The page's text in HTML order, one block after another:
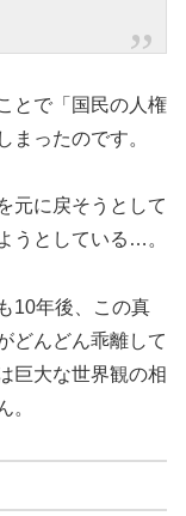
とで「国民の人権
まったのです。
元に戻そうとして
うとしている…。
10年後、この真
どんどん乖離して
巨大な世界観の相
。